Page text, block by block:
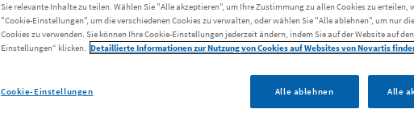
Sie relevante Inhalte zu teilen. Wählen Sie "Alle akzeptieren", um Ihre Zustimmung zu allen Cookies zu erteilen,
"Cookie-Einstellungen", um die verschiedenen Cookies zu verwalten, oder wählen Sie "Alle ablehnen", um nur
Cookies zu verwenden. Sie können Ihre Cookie-Einstellungen jederzeit ändern, indem Sie auf der Website auf
Einstellungen“ klicken. Detaillierte Informationen zur Nutzung von Cookies auf Websites von Novartis
Cookie-Einstellungen Alle ablehnen Alle